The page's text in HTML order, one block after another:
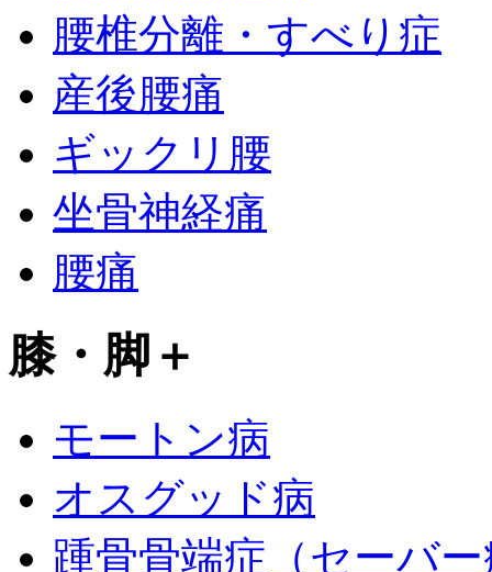
腰椎分離・すべり症
産後腰痛
ギックリ腰
坐骨神経痛
腰痛
膝・脚 ＋
モートン病
オスグッド病
踵骨骨端症（セーバ